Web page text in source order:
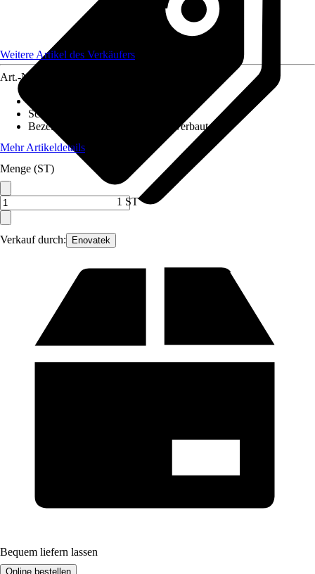
Verkauf durch: Enovatek
Weitere Artikel des Verkäufers
Art.-Nr.
Schutzart
Bezeichnung Fassung
LED fest verbaut
Mehr Artikeldetails
Menge (ST)
1 ST
Bequem liefern lassen
Online bestellen